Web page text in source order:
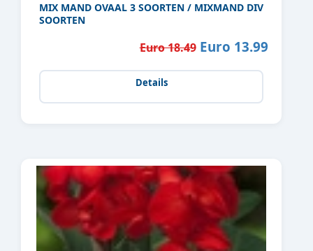
MIX MAND OVAAL 3 SOORTEN / MIXMAND DIV
SOORTEN
Euro 18.49Euro 13.99
Details